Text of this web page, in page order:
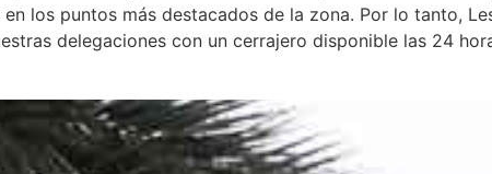
los puntos más destacados de la zona. Por lo tanto,
delegaciones con un cerrajero disponible las 24